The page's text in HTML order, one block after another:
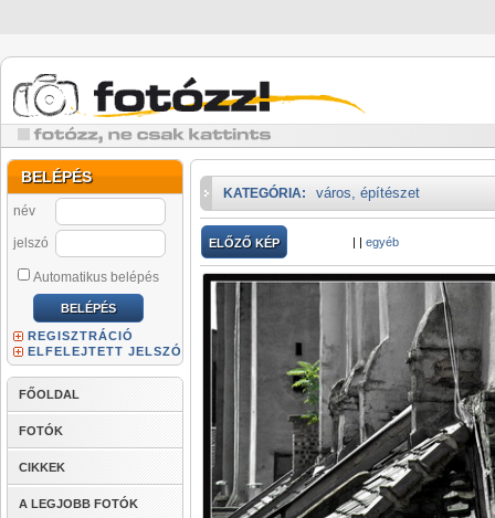
BELÉPÉS
név
jelszó
Automatikus belépés
REGISZTRÁCIÓ
ELFELEJTETT JELSZÓ
FŐOLDAL
FOTÓK
CIKKEK
A LEGJOBB FOTÓK
KATEGÓRIA: város, építészet
ELŐZŐ KÉP | | egyéb